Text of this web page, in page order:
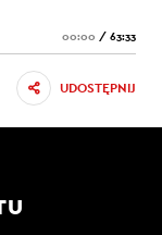
00:00 / 63:33
UDOSTĘPNIJ